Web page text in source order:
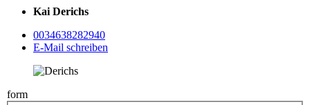
Kai Derichs
0034638282940
E-Mail schreiben
form